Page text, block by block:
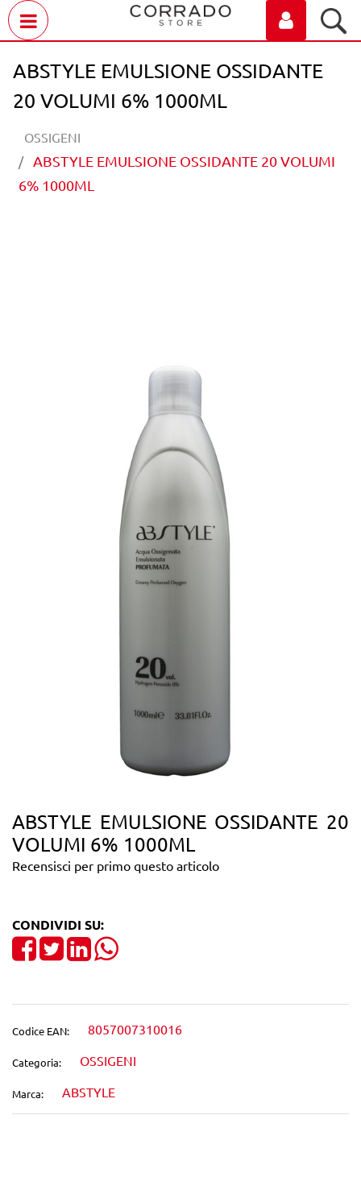
ABSTYLE EMULSIONE OSSIDANTE
20 VOLUMI 6% 1000ML
OSSIGENI
ABSTYLE EMULSIONE OSSIDANTE 20 VOLUMI
6% 1000ML
ABSTYLE EMULSIONE OSSIDANTE 20
VOLUMI 6% 1000ML
Recensisci per primo questo articolo
CONDIVIDI SU:
Share on Facebook
TweetShare on LinkedIn
Codice EAN: 8057007310016
Categoria: OSSIGENI
Marca: ABSTYLE